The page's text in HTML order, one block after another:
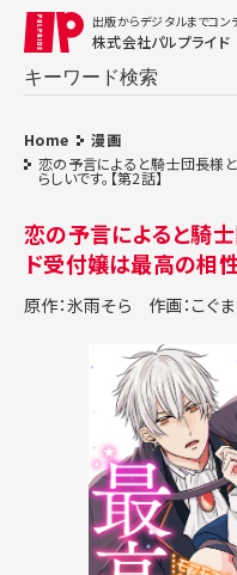
出版からデジタルまでコン
株式会社パルプライド
Home
漫画
恋の予言によると騎士団長様
らしいです。【第2話】
恋の予言によると騎
ド受付嬢は最高の相性
原作：氷雨そら 作画：こぐま